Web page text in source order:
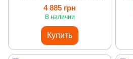
(20В/каркас/швабра)
4 885 грн
В наличии
Купить